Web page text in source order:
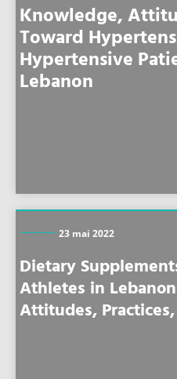
Knowledge,
Toward
Hypertensive
Lebanon
23 mai 2022
Dietary
Athletes in
Attitudes,